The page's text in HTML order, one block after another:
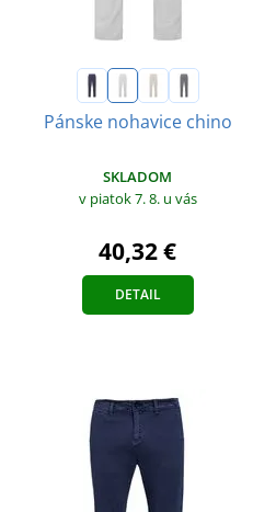
Pánske nohavice chino
SKLADOM
v piatok 7. 8. u vás
40,32 €
DETAIL